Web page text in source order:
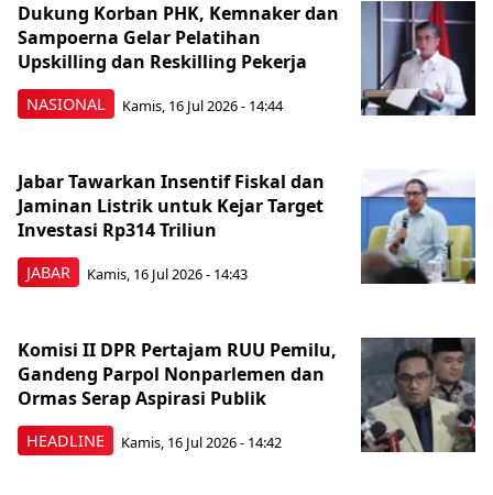
NASIONAL
Dukung Korban PHK, Kemnaker dan
Sampoerna Gelar Pelatihan
Upskilling dan Reskilling Pekerja
Kamis, 16 Jul 2026 - 14:44
JABAR
Jabar Tawarkan Insentif Fiskal dan
Jaminan Listrik untuk Kejar Target
Investasi Rp314 Triliun
Kamis, 16 Jul 2026 - 14:43
HEADLINE
Komisi II DPR Pertajam RUU Pemilu,
Gandeng Parpol Nonparlemen dan
Ormas Serap Aspirasi Publik
Kamis, 16 Jul 2026 - 14:42